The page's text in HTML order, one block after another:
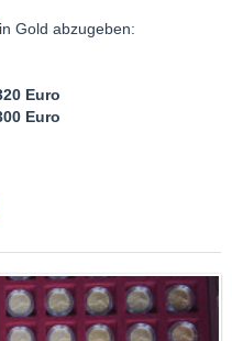
in Gold abzugeben:
Euro
Euro